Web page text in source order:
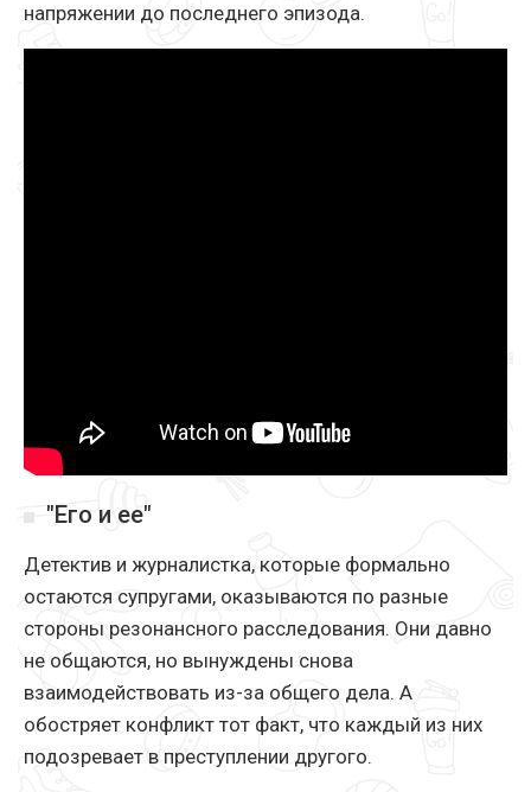
напряжении до последнего эпизода.
"Его и ее"
Детектив и журналистка, которые формально
остаются супругами, оказываются по разные
стороны резонансного расследования. Они давно
не общаются, но вынуждены снова
взаимодействовать из-за общего дела. А
обостряет конфликт тот факт, что каждый из них
подозревает в преступлении другого.